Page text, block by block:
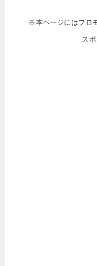
※本ページにはプロ
ス